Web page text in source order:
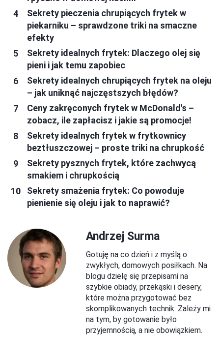
Sekrety pieczenia chrupiących frytek w
piekarniku – sprawdzone triki na smaczne
efekty
Sekrety idealnych frytek: Dlaczego olej się
pieni i jak temu zapobiec
Sekrety idealnych chrupiących frytek na oleju
– jak uniknąć najczęstszych błędów?
Ceny zakręconych frytek w McDonald's –
zobacz, ile zapłacisz i jakie są promocje!
Sekrety idealnych frytek w frytkownicy
beztłuszczowej – proste triki na chrupkość
Sekrety pysznych frytek, które zachwycą
smakiem i chrupkością
Sekrety smażenia frytek: Co powoduje
pienienie się oleju i jak to naprawić?
Andrzej Surma
Gotuję na co dzień i z myślą o
zwykłych, domowych posiłkach. Na
blogu dzielę się przepisami na
szybkie obiady, przekąski i desery,
które można przygotować bez
skomplikowanych technik. Zależy mi
na tym, by gotowanie było
przyjemnością, a nie obowiązkiem.